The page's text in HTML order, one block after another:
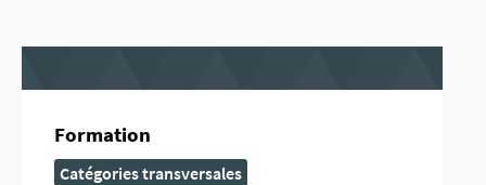
Formation
Catégories transversales